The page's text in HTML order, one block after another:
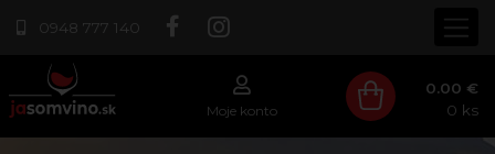
0948 777 140
Moje konto
0.00 €
0 ks